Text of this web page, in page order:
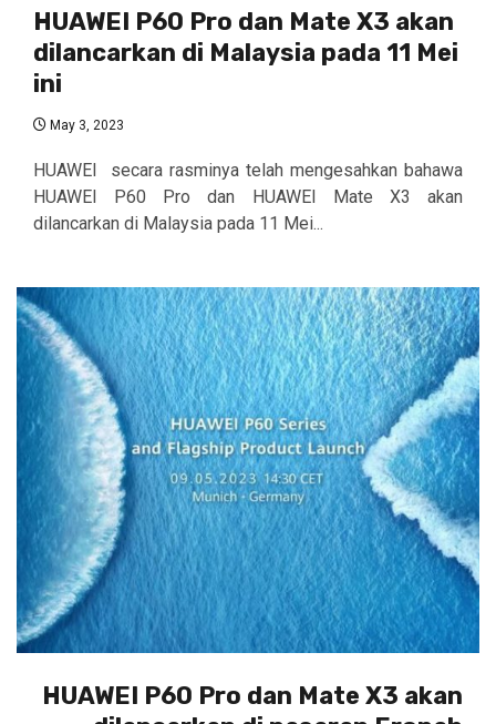
HUAWEI P60 Pro dan Mate X3 akan
dilancarkan di Malaysia pada 11 Mei
ini
May 3, 2023
HUAWEI secara rasminya telah mengesahkan bahawa
HUAWEI P60 Pro dan HUAWEI Mate X3 akan
dilancarkan di Malaysia pada 11 Mei...
HUAWEI P60 Pro dan Mate X3 akan